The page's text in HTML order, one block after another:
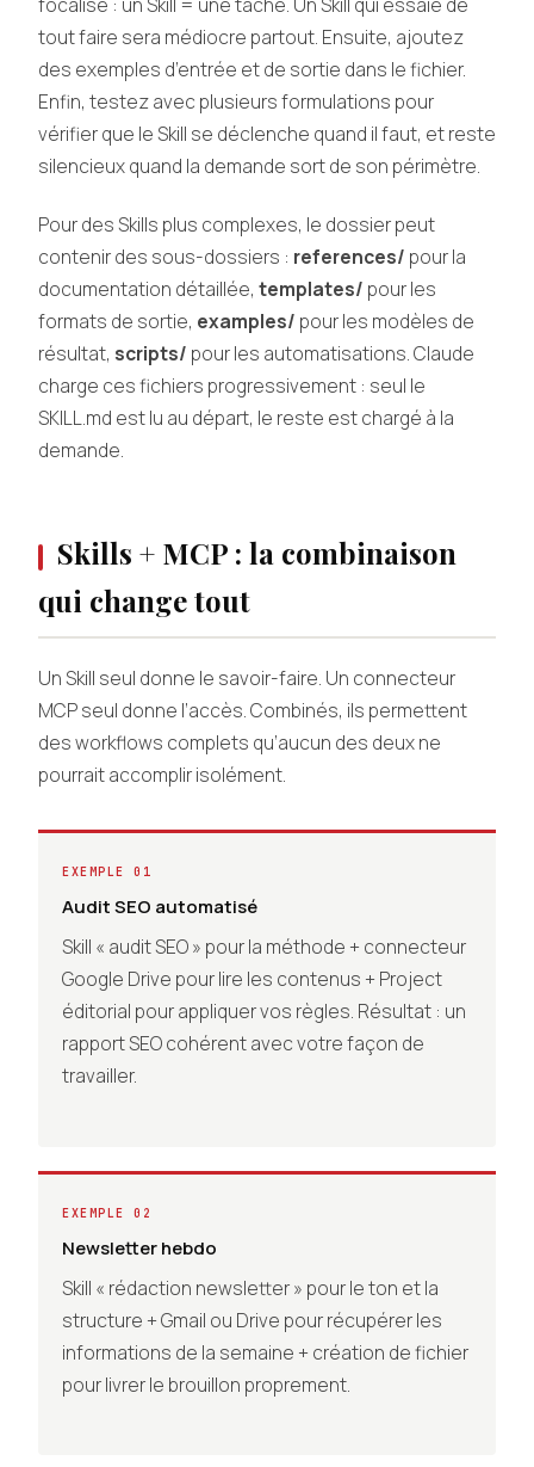
tout faire sera médiocre partout. Ensuite, ajoutez
des exemples d’entrée et de sortie dans le fichier.
Enfin, testez avec plusieurs formulations pour
vérifier que le Skill se déclenche quand il faut, et reste
silencieux quand la demande sort de son périmètre.
Pour des Skills plus complexes, le dossier peut
contenir des sous-dossiers : references/ pour la
documentation détaillée, templates/ pour les
formats de sortie, examples/ pour les modèles de
résultat, scripts/ pour les automatisations. Claude
charge ces fichiers progressivement : seul le
SKILL.md est lu au départ, le reste est chargé à la
demande.
Skills + MCP : la combinaison
qui change tout
Un Skill seul donne le savoir-faire. Un connecteur
MCP seul donne l’accès. Combinés, ils permettent
des workflows complets qu’aucun des deux ne
pourrait accomplir isolément.
EXEMPLE 01
Audit SEO automatisé
Skill « audit SEO » pour la méthode + connecteur
Google Drive pour lire les contenus + Project
éditorial pour appliquer vos règles. Résultat : un
rapport SEO cohérent avec votre façon de
travailler.
EXEMPLE 02
Newsletter hebdo
Skill « rédaction newsletter » pour le ton et la
structure + Gmail ou Drive pour récupérer les
informations de la semaine + création de fichier
pour livrer le brouillon proprement.